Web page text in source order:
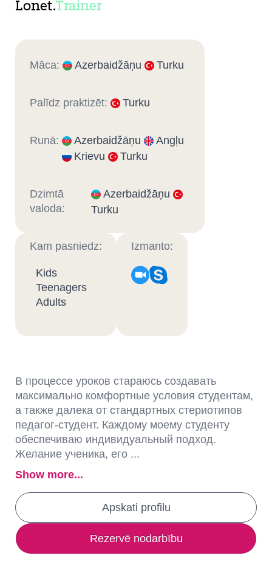
Lonet.Trainer
Māca: Azerbaidžāņu Turku
Palīdz praktizēt: Turku
Runā: Azerbaidžāņu
Angļu
Krievu
Turku
Dzimtā
valoda:
Azerbaidžāņu
Turku
Kam pasniedz:
Kids
Teenagers
Adults
Izmanto:
В процессе уроков стараюсь создавать
максимально комфортные условия студентам,
а также далека от стандартных стериотипов
педагог-студент. Каждому моему студенту
обеспечиваю индивидуальный подход.
Желание ученика, его ...
Show more...
Apskati profilu
Rezervē nodarbību